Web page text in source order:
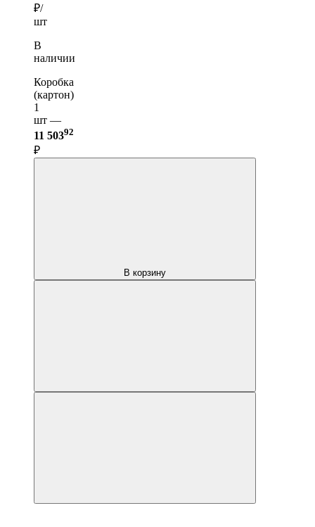
₽/
шт
В
наличии
Коробка
(картон)
1
шт —
11 50392
₽
В корзину